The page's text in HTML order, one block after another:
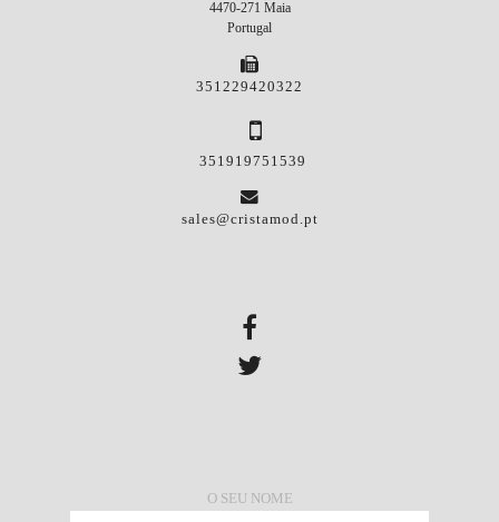
4470-271 Maia
Portugal
351229420322
351919751539
sales@cristamod.pt
O SEU NOME